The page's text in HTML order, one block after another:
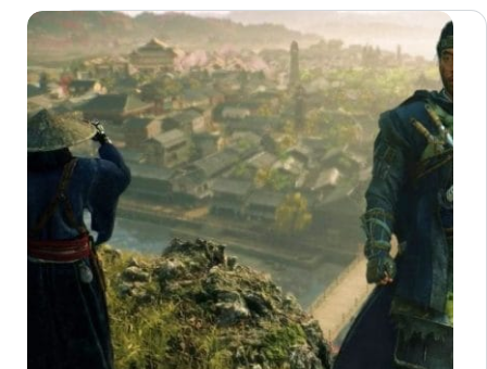
Xbox
Series
X/S
لسنة
2023
بحسب
Game
Informer